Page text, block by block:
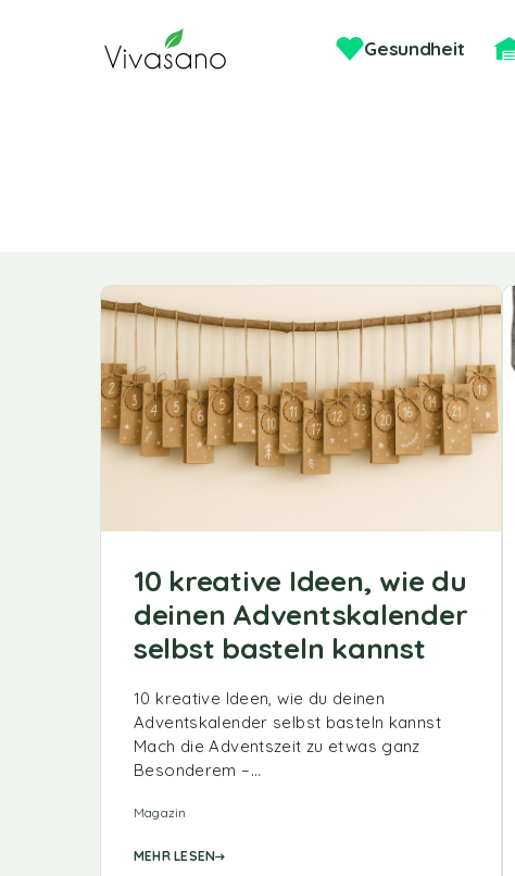
Gesundheit
10 kreative Ideen, wie du
deinen Adventskalender
selbst basteln kannst
10 kreative Ideen, wie du deinen
Adventskalender selbst basteln kannst
Mach die Adventszeit zu etwas ganz
Besonderem –…
Magazin
MEHR LESEN